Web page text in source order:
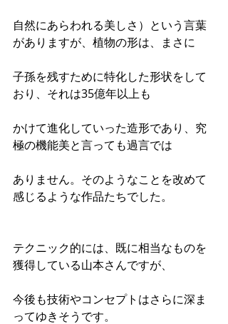
自然にあらわれる美しさ）という言葉
がありますが、植物の形は、まさに
子孫を残すために特化した形状をして
おり、それは35億年以上も
かけて進化していった造形であり、究
極の機能美と言っても過言では
ありません。そのようなことを改めて
感じるような作品たちでした。
テクニック的には、既に相当なものを
獲得している山本さんですが、
今後も技術やコンセプトはさらに深ま
ってゆきそうです。